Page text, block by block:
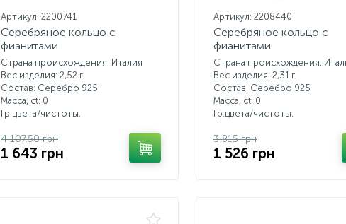
Артикул: 2200741
Серебряное кольцо с
фианитами
Страна происхождения: Италия
Вес изделия: 2,52 г.
Состав: Серебро 925
Масса, ct: 0
Гр.цвета/чистоты:
4 107.50 грн
1 643 грн
Артикул: 2208440
Серебряное кольцо с
фианитами
Страна происхождения:
Вес изделия: 2,31 г.
Состав: Серебро 925
Масса, ct: 0
Гр.цвета/чистоты:
3 815 грн
1 526 грн